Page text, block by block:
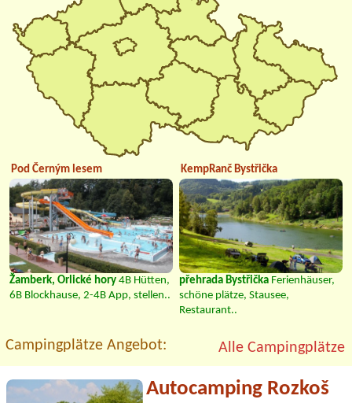
Pod Černým lesem
Žamberk, Orlické hory 4B Hütten,
6B Blockhause, 2-4B App, stellen..
KempRanč Bystřička
přehrada Bystřička Ferienhäuser,
schöne plätze, Stausee,
Restaurant..
Campingplätze Angebot: Alle Campingplätze
Autocamping Rozkoš